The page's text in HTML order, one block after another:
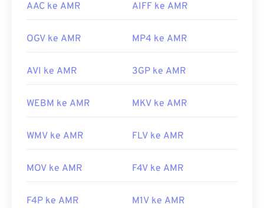
AAC ke AMR AIFF ke AMR
OGV ke AMR MP4 ke AMR
AVI ke AMR 3GP ke AMR
WEBM ke AMR MKV ke AMR
WMV ke AMR FLV ke AMR
MOV ke AMR F4V ke AMR
F4P ke AMR M1V ke AMR